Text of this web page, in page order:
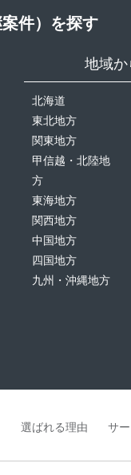
件）を探す
地域
北海道
東北地方
関東地方
甲信越・北陸地
方
東海地方
関西地方
中国地方
四国地方
九州・沖縄地方
選ばれる理由 サ